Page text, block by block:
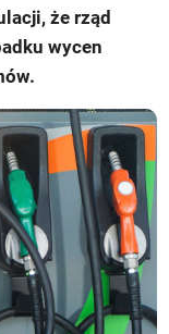
że rząd
wycen